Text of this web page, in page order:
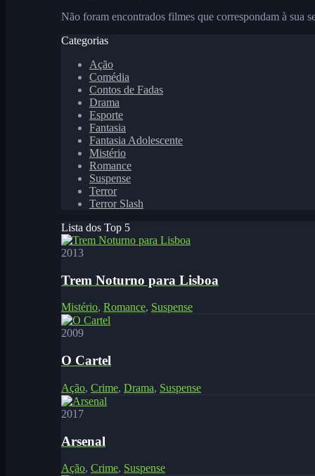
Não foram encontrados filmes que correspondam à sua
Categorias
Ação
Comédia
Contos de Fadas
Drama
Esporte
Fantasia
Fantasia Adolescente
Mistério
Romance
Suspense
Terror
Terror Slash
Lista dos Top 5
2013
Trem Noturno para Lisboa
Mistério, Romance, Suspense
2009
O Cartel
Ação, Crime, Drama, Suspense
2017
Arsenal
Ação, Crime, Suspense